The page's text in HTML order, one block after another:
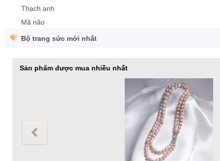
Thạch anh
Mã não
Bộ trang sức mới nhất
Sản phẩm được mua nhiều nhất